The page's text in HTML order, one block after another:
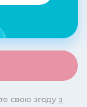
свою згоду з